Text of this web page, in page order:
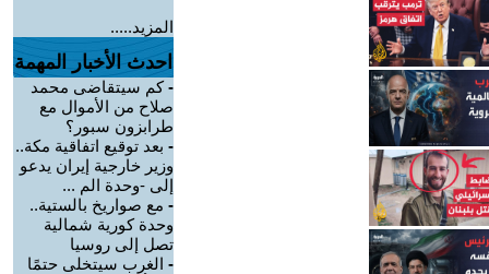
المزيد.....
احدث الأخبار المهمة
-كم سيتقاضى محمد
صلاح من الأموال مع
طرابزون سبور؟
- بعد توقيع اتفاقية مكة..
وزير خارجية إيران يدعو
إلى -وحدة الم ...
- مع صواريخ بالستية..
وحدة كورية شمالية
تصل إلى روسيا
- الغرب سيتخلى حتمًا